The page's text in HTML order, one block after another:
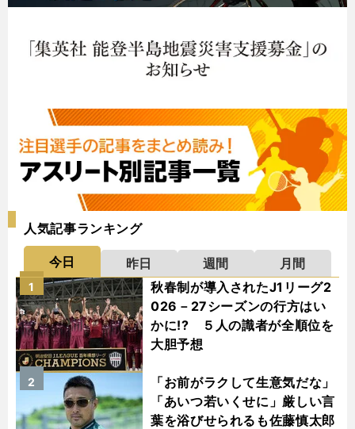
人気記事ランキング
今日 昨日 週間
月間
秋春制が導入されたJ1リーグ2
026－27シーズンの行方はい
かに!? ５人の識者が全順位を
大胆予想
1
「お前がラクして生意気だな」
「あいつ若いくせに」厳しい言
葉を浴びせられるも佐藤慎太郎
2